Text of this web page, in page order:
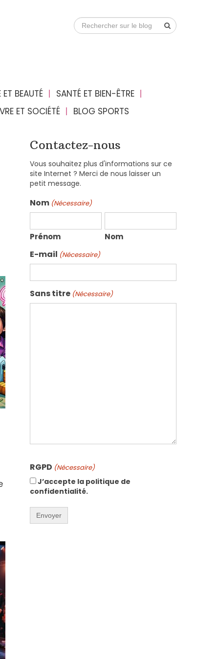
BEAUTÉ
SANTÉ ET BIEN-ÊTRE
ET SOCIÉTÉ
BLOG SPORTS
Contactez-nous
Vous souhaitez plus d'informations sur ce
site Internet ? Merci de nous laisser un
petit message.
Nom (Nécessaire)
Prénom Nom
E-mail (Nécessaire)
Sans titre (Nécessaire)
RGPD (Nécessaire)
J’accepte la politique de
confidentialité.